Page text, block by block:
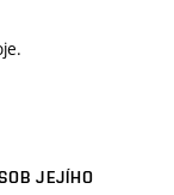
JEJÍHO